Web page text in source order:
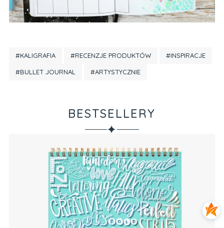
#KALIGRAFIA #RECENZJE PRODUKTÓW #INSPIRACJE
#BULLET JOURNAL #ARTYSTYCZNIE
BESTSELLERY
✦